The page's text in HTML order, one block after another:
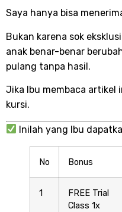
Saya hanya bisa
Bukan karena sok
anak benar-benar
pulang tanpa hasil.
Jika Ibu membaca artikel
kursi.
Inilah yang Ibu
No Bonus
1
FREE Trial
Class 1x